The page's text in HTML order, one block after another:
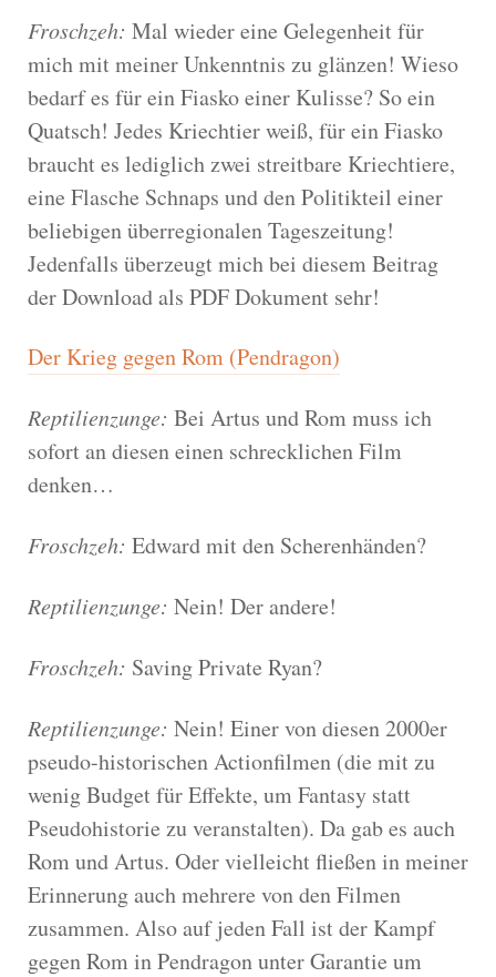
Froschzeh: Mal wieder eine Gelegenheit für
mich mit meiner Unkenntnis zu glänzen! Wieso
bedarf es für ein Fiasko einer Kulisse? So ein
Quatsch! Jedes Kriechtier weiß, für ein Fiasko
braucht es lediglich zwei streitbare Kriechtiere,
eine Flasche Schnaps und den Politikteil einer
beliebigen überregionalen Tageszeitung!
Jedenfalls überzeugt mich bei diesem Beitrag
der Download als PDF Dokument sehr!
Der Krieg gegen Rom (Pendragon)
Reptilienzunge: Bei Artus und Rom muss ich
sofort an diesen einen schrecklichen Film
denken…
Froschzeh: Edward mit den Scherenhänden?
Reptilienzunge: Nein! Der andere!
Froschzeh: Saving Private Ryan?
Reptilienzunge: Nein! Einer von diesen 2000er
pseudo-historischen Actionfilmen (die mit zu
wenig Budget für Effekte, um Fantasy statt
Pseudohistorie zu veranstalten). Da gab es auch
Rom und Artus. Oder vielleicht fließen in meiner
Erinnerung auch mehrere von den Filmen
zusammen. Also auf jeden Fall ist der Kampf
gegen Rom in Pendragon unter Garantie um